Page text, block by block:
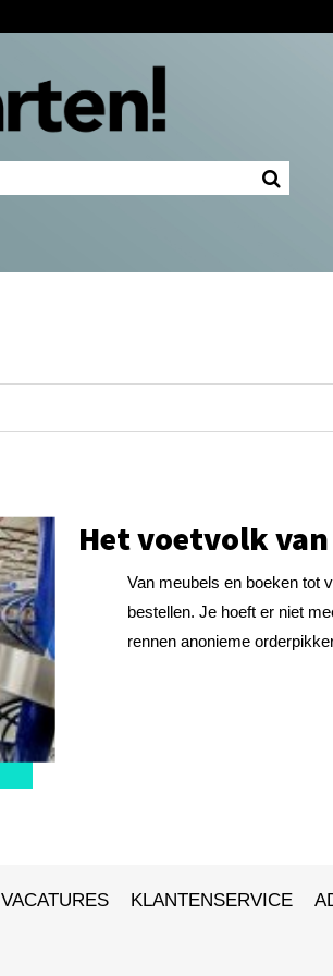
Ingelogd blijven
Het voetvolk
Van meubels en boeken tot
bestellen. Je hoeft er niet
rennen anonieme
VACATURES KLANTENSERVICE